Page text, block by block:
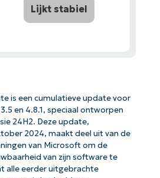
Lijkt stabiel
is een cumulatieve update voor
en 4.8.1, speciaal ontworpen
24H2. Deze update,
2024, maakt deel uit van de
van Microsoft om de
van zijn software te
alle eerder uitgebrachte